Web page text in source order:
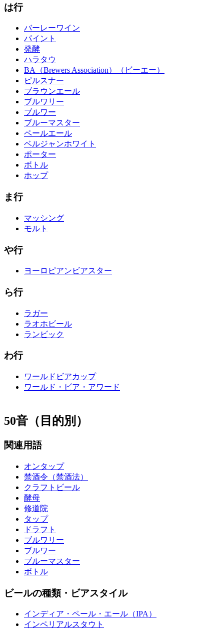
は行
バーレーワイン
パイント
発酵
ハラタウ
BA（Brewers Association）（ビーエー）
ピルスナー
ブラウンエール
ブルワリー
ブルワー
ブルーマスター
ペールエール
ベルジャンホワイト
ポーター
ボトル
ホップ
ま行
マッシング
モルト
や行
ヨーロピアンビアスター
ら行
ラガー
ラオホビール
ランビック
わ行
ワールドビアカップ
ワールド・ビア・アワード
50音（目的別）
関連用語
オンタップ
禁酒令（禁酒法）
クラフトビール
酵母
修道院
タップ
ドラフト
ブルワリー
ブルワー
ブルーマスター
ボトル
ビールの種類・ビアスタイル
インディア・ペール・エール（IPA）
インペリアルスタウト